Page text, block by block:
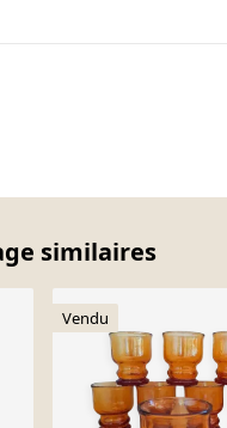
similaires
Vendu